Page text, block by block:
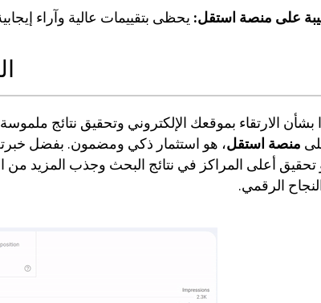
على منصة استقل: يحظى بتقييمات عالية وآراء
بشأن الارتقاء بموقعك الإلكتروني وتحقيق نتائج
منصة استقل، هو استثمار ذكي ومضمون. بفضل
أعلى المراكز في نتائج البحث وجذب المزيد من
الرقمي.